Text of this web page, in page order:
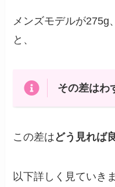
メンズモデルが275g
と、
その差はわ
この差は どう見れば
以下詳しく見ていき